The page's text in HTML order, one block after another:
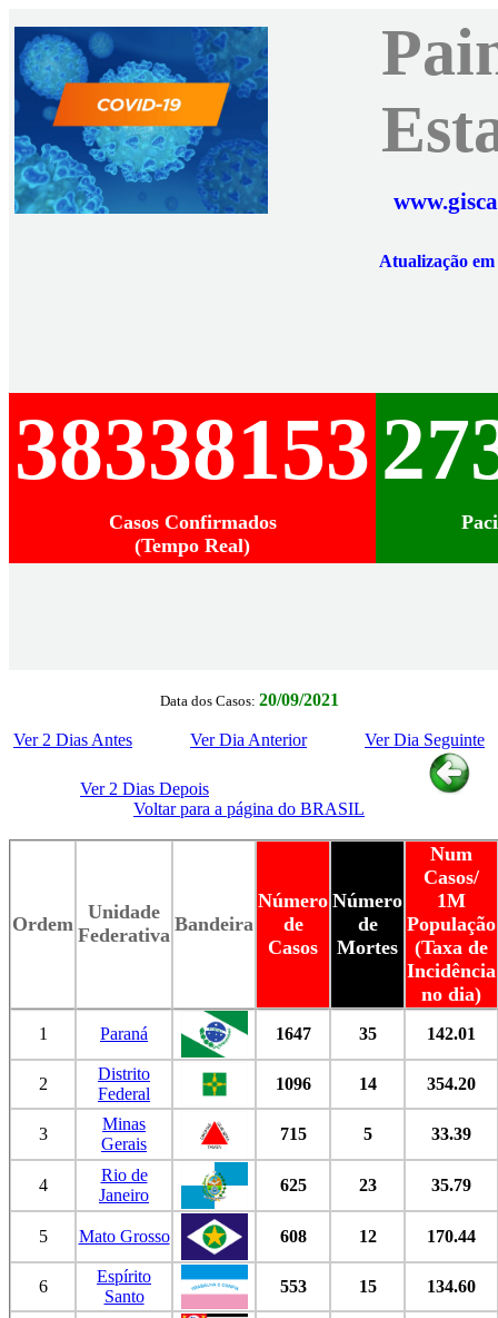
Atualização
38338153
Casos Confirmados
(Tempo Real)
Data dos Casos: 20/09/2021
Ver 2 Dias Antes Ver Dia Anterior Ver Dia Seguinte
Ver 2 Dias Depois
Voltar para a página do BRASIL
Ordem
Unidade
Federativa Bandeira
Número
de
Casos
Número
de
Mortes
Num
Casos/
1M
População
(Taxa de
Incidência
no dia)
1 Paraná 1647 35 142.01
2
Distrito
Federal
1096 14 354.20
3
Minas
Gerais
715 5 33.39
4
Rio de
Janeiro
625 23 35.79
5 Mato Grosso 608 12 170.44
6
Espírito
Santo
553 15 134.60